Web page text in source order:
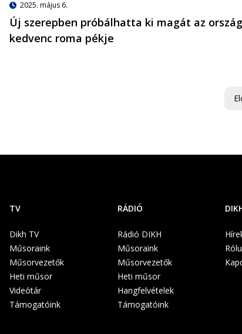
2025. május 6.
Új szerepben próbálhatta ki magát az ország
kedvenc roma pékje
TV
Dikh TV
Műsoraink
Műsorvezetők
Heti műsor
Videótár
Támogatóink
RÁDIÓ
Rádió DIKH
Műsoraink
Műsorvezetők
Heti műsor
Hangfelvételek
Támogatóink